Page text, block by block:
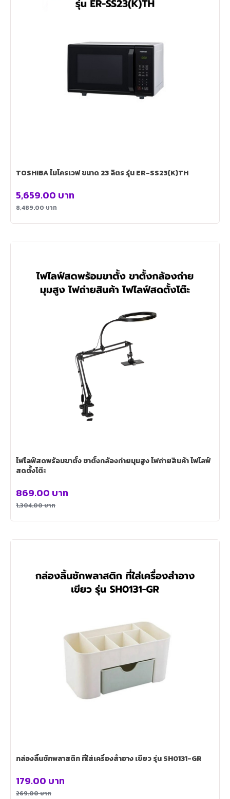
TOSHIBA ไมโครเวฟ ขนาด 23 ลิตร รุ่น ER-SS23(K)TH
8,489.00บาท
5,659.00 บาท
ไฟไลฟ์สดพร้อมขาตั้ง ขาตั้งกล้องถ่ายมุมสูง ไฟถ่ายสินค้า ไฟไลฟ์
สดตั้งโต๊ะ
1,304.00บาท
869.00 บาท
กล่องลิ้นชักพลาสติก ที่ใส่เครื่องสำอาง เขียว รุ่น SH0131-GR
269.00บาท
179.00 บาท